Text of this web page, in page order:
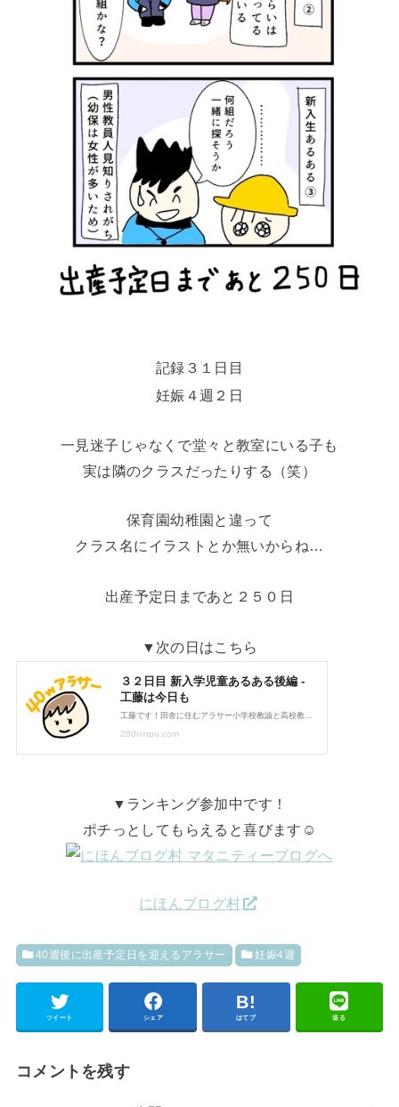
記録３１日目
妊娠４週２日
一見迷子じゃなくで堂々と教室にいる子も
実は隣のクラスだったりする（笑）
保育園幼稚園と違って
クラス名にイラストとか無いからね…
出産予定日まであと２５０日
▼次の日はこちら
▼ランキング参加中です！
ポチっとしてもらえると喜びます☺
にほんブログ村
40週後に出産予定日を迎えるアラサー 妊娠4週
ツイート シェア はてブ 送る
コメントを残す